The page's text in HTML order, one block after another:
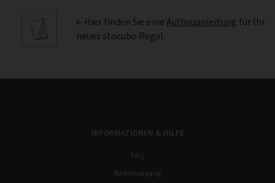
← Hier finden Sie eineAufbauanleitung für Ihr
neues stocubo Regal.
INFORMATIONEN & HILFE
FAQ
Bestellvorgang